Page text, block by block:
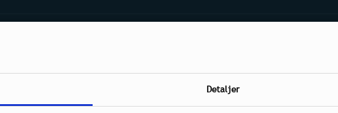
Detaljer